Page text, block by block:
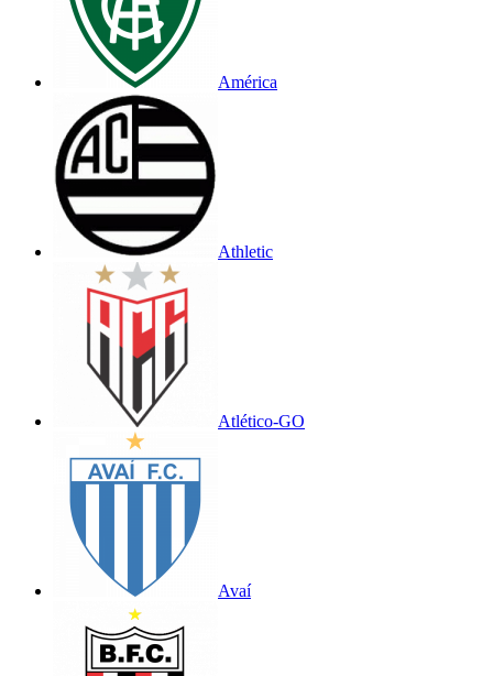
América
Athletic
Atlético-GO
Avaí